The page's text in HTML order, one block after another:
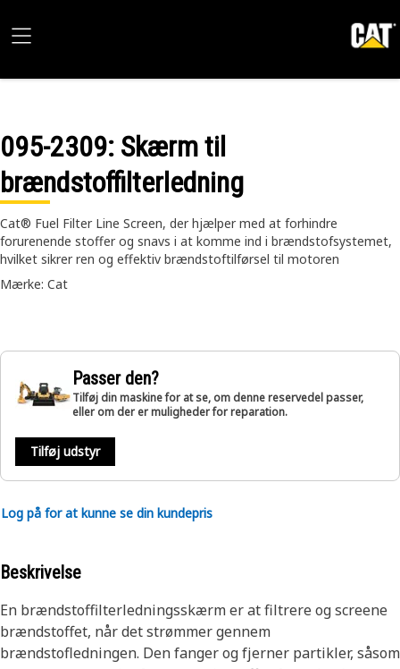
095-2309: Skærm til
brændstoffilterledning
Cat® Fuel Filter Line Screen, der hjælper med at forhindre
forurenende stoffer og snavs i at komme ind i brændstofsystemet,
hvilket sikrer ren og effektiv brændstoftilførsel til motoren
Mærke: Cat
Passer den?
Tilføj din maskine for at se, om denne reservedel passer,
eller om der er muligheder for reparation.
Tilføj udstyr
Log på for at kunne se din kundepris
Beskrivelse
En brændstoffilterledningsskærm er at filtrere og screene
brændstoffet, når det strømmer gennem
brændstofledningen. Den fanger og fjerner partikler, såsom